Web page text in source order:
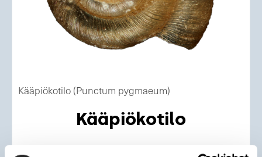
Kääpiökotilo (Punctum pygmaeum)
Kääpiökotilo